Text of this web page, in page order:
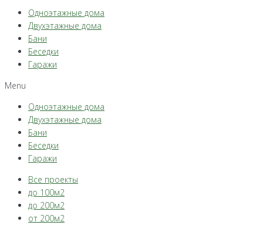
Одноэтажные дома
Двухэтажные дома
Бани
Беседки
Гаражи
Menu
Одноэтажные дома
Двухэтажные дома
Бани
Беседки
Гаражи
Все проекты
до 100м2
до 200м2
от 200м2